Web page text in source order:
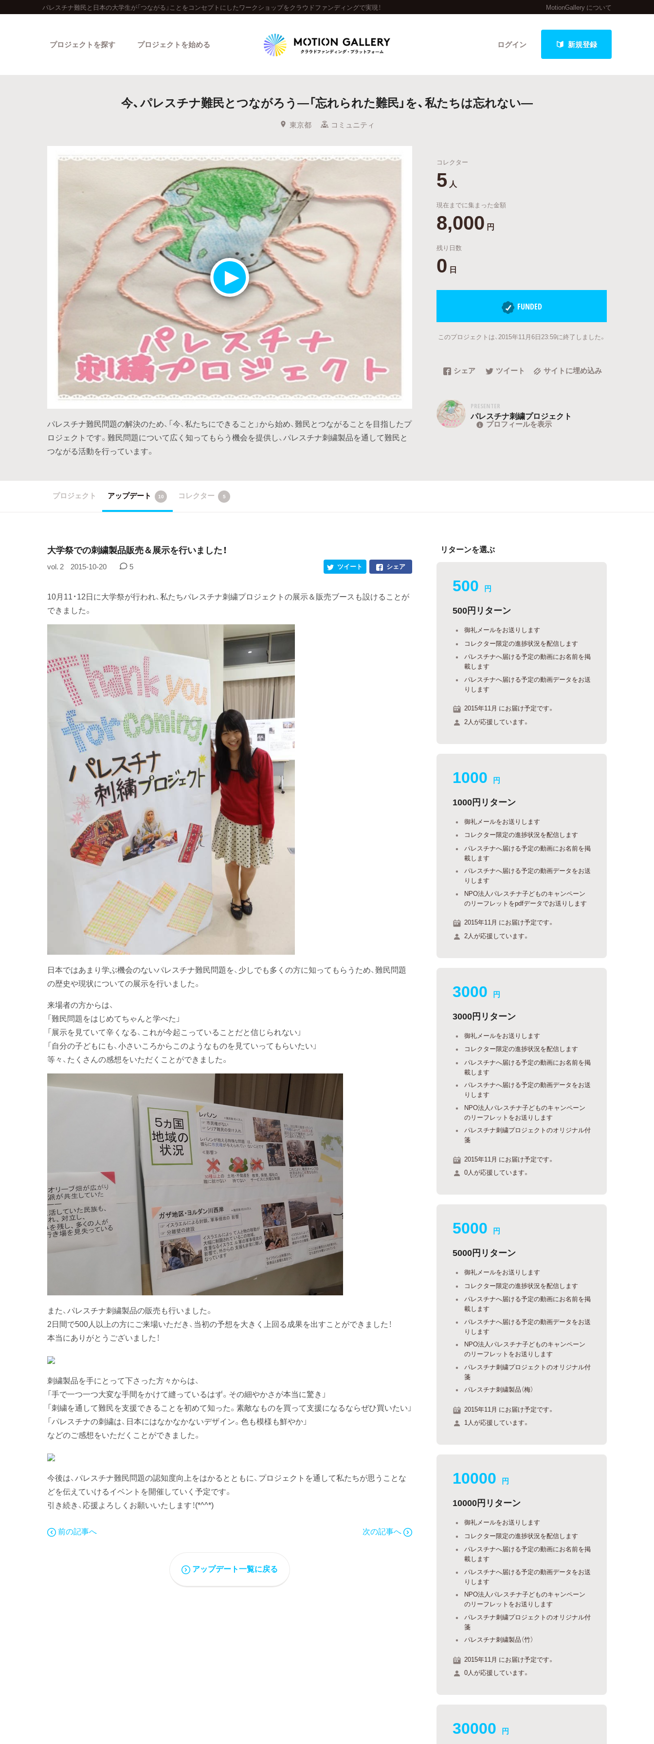
パレスチナ難民と日本の大学生が「つながる」ことをコンセプトにしたワークショップをクラウドファンディングで実現！ MotionGallery について
ログイン 新規登録
プロジェクトを探す
人気のプロジェクト 新着プロジェクト 終了間近のプロジェクト
カテゴリーから探す タグから探す キュレーターから探す 特集から探す 最新進捗報告から探す
Legendary
最新達成プロジェクト 調達額が大きいプロジェクト
プロジェクトを始める
今、パレスチナ難民とつながろう―「忘れられた難民」を、私たちは忘れない―
東京都 コミュニティ
パレスチナ難民問題の解決のため、「今、私たちにできること」から始め、難民とつながることを目指したプ
ロジェクトです。難民問題について広く知ってもらう機会を提供し、パレスチナ刺繍製品を通して難民と
つながる活動を行っています。
コレクター
5 人
現在までに集まった金額
8,000 円
残り日数
0 日
FUNDED
このプロジェクトは、2015年11月6日23:59に終了しました。
シェア ツイート サイトに埋め込み
PRESENTER
パレスチナ刺繍プロジェクト
プロフィールを表示
プロジェクト アップデート 10 コレクター 5
大学祭での刺繍製品販売＆展示を行いました！
vol. 2 2015-10-20 5 シェア
ツイート
10月11・12日に大学祭が行われ、私たちパレスチナ刺繍プロジェクトの展示＆販売ブースも設けることが
できました。
日本ではあまり学ぶ機会のないパレスチナ難民問題を、少しでも多くの方に知ってもらうため、難民問題
の歴史や現状についての展示を行いました。
来場者の方からは、
「難民問題をはじめてちゃんと学べた」
「展示を見ていて辛くなる、これが今起こっていることだと信じられない」
「自分の子どもにも、小さいころからこのようなものを見ていってもらいたい」
等々、たくさんの感想をいただくことができました。
また、パレスチナ刺繍製品の販売も行いました。
2日間で500人以上の方にご来場いただき、当初の予想を大きく上回る成果を出すことができました！
本当にありがとうございました！
刺繍製品を手にとって下さった方々からは、
「手で一つ一つ大変な手間をかけて縫っているはず。その細やかさが本当に驚き」
「刺繍を通して難民を支援できることを初めて知った。素敵なものを買って支援になるならぜひ買いたい」
「パレスチナの刺繍は、日本にはなかなかないデザイン。色も模様も鮮やか」
などのご感想をいただくことができました。
今後は、パレスチナ難民問題の認知度向上をはかるとともに、プロジェクトを通して私たちが思うことな
どを伝えていけるイベントを開催していく予定です。
引き続き、応援よろしくお願いいたします！(*^^*)
前の記事へ 次の記事へ
アップデート一覧に戻る
リターンを選ぶ
500 円
500円リターン
御礼メールをお送りします
コレクター限定の進捗状況を配信します
パレスチナへ届ける予定の動画にお名前を掲
載します
パレスチナへ届ける予定の動画データをお送
りします
2015年11月 にお届け予定です。
2人が応援しています。
1000 円
1000円リターン
御礼メールをお送りします
コレクター限定の進捗状況を配信します
パレスチナへ届ける予定の動画にお名前を掲
載します
パレスチナへ届ける予定の動画データをお送
りします
NPO法人パレスチナ子どものキャンペーン
のリーフレットをpdfデータでお送りします
2015年11月 にお届け予定です。
2人が応援しています。
3000 円
3000円リターン
御礼メールをお送りします
コレクター限定の進捗状況を配信します
パレスチナへ届ける予定の動画にお名前を掲
載します
パレスチナへ届ける予定の動画データをお送
りします
NPO法人パレスチナ子どものキャンペーン
のリーフレットをお送りします
パレスチナ刺繍プロジェクトのオリジナル付
箋
2015年11月 にお届け予定です。
0人が応援しています。
5000 円
5000円リターン
御礼メールをお送りします
コレクター限定の進捗状況を配信します
パレスチナへ届ける予定の動画にお名前を掲
載します
パレスチナへ届ける予定の動画データをお送
りします
NPO法人パレスチナ子どものキャンペーン
のリーフレットをお送りします
パレスチナ刺繍プロジェクトのオリジナル付
箋
パレスチナ刺繍製品（梅）
2015年11月 にお届け予定です。
1人が応援しています。
10000 円
10000円リターン
御礼メールをお送りします
コレクター限定の進捗状況を配信します
パレスチナへ届ける予定の動画にお名前を掲
載します
パレスチナへ届ける予定の動画データをお送
りします
NPO法人パレスチナ子どものキャンペーン
のリーフレットをお送りします
パレスチナ刺繍プロジェクトのオリジナル付
箋
パレスチナ刺繍製品（竹）
2015年11月 にお届け予定です。
0人が応援しています。
30000 円